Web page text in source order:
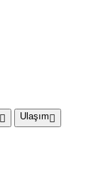
Ulaşım